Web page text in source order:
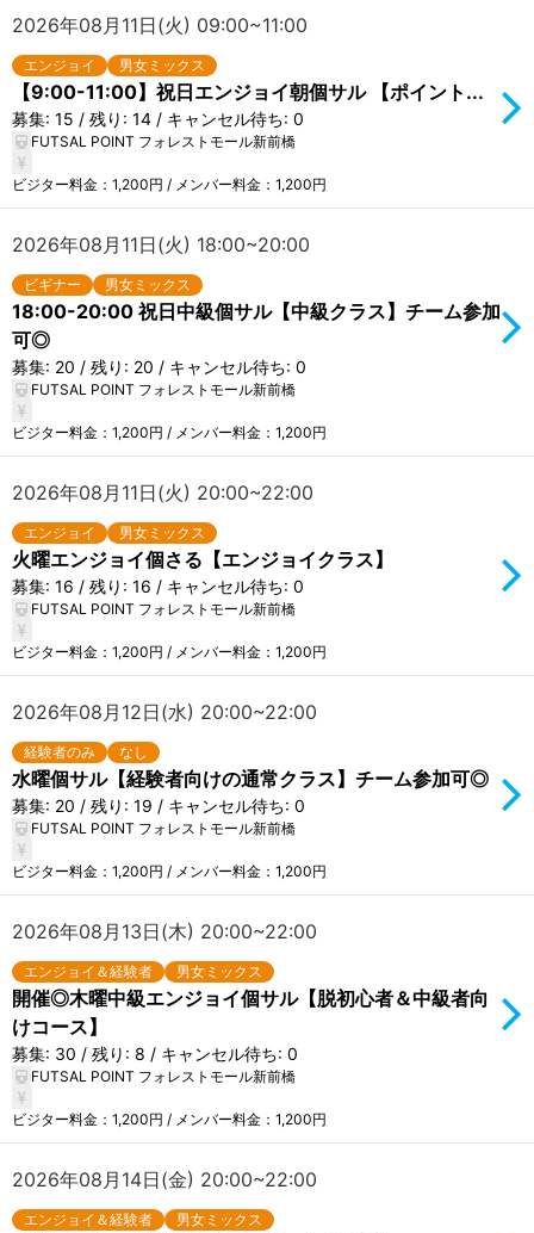
2026年08月11日(火) 09:00~11:00
エンジョイ 男女ミックス
【9:00-11:00】祝日エンジョイ朝個サル 【ポイント...
募集: 15 / 残り: 14 / キャンセル待ち: 0
FUTSAL POINT フォレストモール新前橋
ビジター料金：1,200円 / メンバー料金：1,200円
2026年08月11日(火) 18:00~20:00
ビギナー 男女ミックス
18:00-20:00 祝日中級個サル【中級クラス】チーム参加
可◎
募集: 20 / 残り: 20 / キャンセル待ち: 0
FUTSAL POINT フォレストモール新前橋
ビジター料金：1,200円 / メンバー料金：1,200円
2026年08月11日(火) 20:00~22:00
エンジョイ 男女ミックス
火曜エンジョイ個さる【エンジョイクラス】
募集: 16 / 残り: 16 / キャンセル待ち: 0
FUTSAL POINT フォレストモール新前橋
ビジター料金：1,200円 / メンバー料金：1,200円
2026年08月12日(水) 20:00~22:00
経験者のみ なし
水曜個サル【経験者向けの通常クラス】チーム参加可◎
募集: 20 / 残り: 19 / キャンセル待ち: 0
FUTSAL POINT フォレストモール新前橋
ビジター料金：1,200円 / メンバー料金：1,200円
2026年08月13日(木) 20:00~22:00
エンジョイ＆経験者 男女ミックス
開催◎木曜中級エンジョイ個サル【脱初心者＆中級者向
けコース】
募集: 30 / 残り: 8 / キャンセル待ち: 0
FUTSAL POINT フォレストモール新前橋
ビジター料金：1,200円 / メンバー料金：1,200円
2026年08月14日(金) 20:00~22:00
エンジョイ＆経験者 男女ミックス